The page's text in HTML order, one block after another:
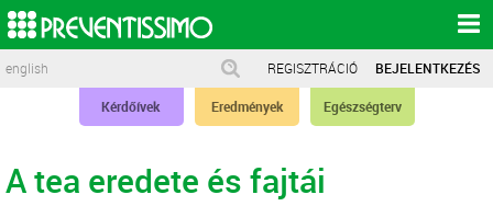
english REGISZTRÁCIÓ BEJELENTKEZÉS
Kérdőívek Eredmények Egészségterv
A tea eredete és fajtái